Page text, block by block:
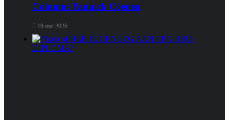
Column: Yannick Coenen
19 mei 2026